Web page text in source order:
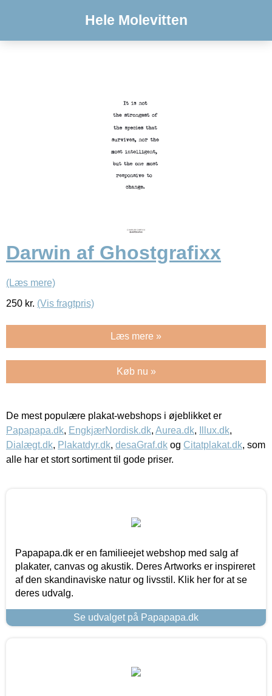
Hele Molevitten
Darwin af Ghostgrafixx
(Læs mere)
250 kr. (Vis fragtpris)
Læs mere »
Køb nu »
De mest populære plakat-webshops i øjeblikket er
Papapapa.dk, EngkjærNordisk.dk, Aurea.dk, Illux.dk,
Dialægt.dk, Plakatdyr.dk, desaGraf.dk og Citatplakat.dk, som
alle har et stort sortiment til gode priser.
Papapapa.dk er en familieejet webshop med salg af
plakater, canvas og akustik. Deres Artworks er inspireret
af den skandinaviske natur og livsstil. Klik her for at se
deres udvalg.
Se udvalget på Papapapa.dk